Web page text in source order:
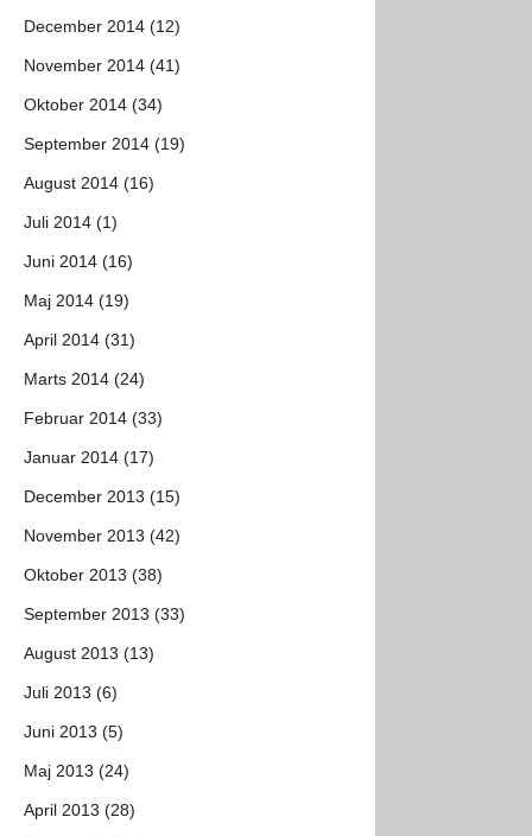
December 2014 (12)
November 2014 (41)
Oktober 2014 (34)
September 2014 (19)
August 2014 (16)
Juli 2014 (1)
Juni 2014 (16)
Maj 2014 (19)
April 2014 (31)
Marts 2014 (24)
Februar 2014 (33)
Januar 2014 (17)
December 2013 (15)
November 2013 (42)
Oktober 2013 (38)
September 2013 (33)
August 2013 (13)
Juli 2013 (6)
Juni 2013 (5)
Maj 2013 (24)
April 2013 (28)